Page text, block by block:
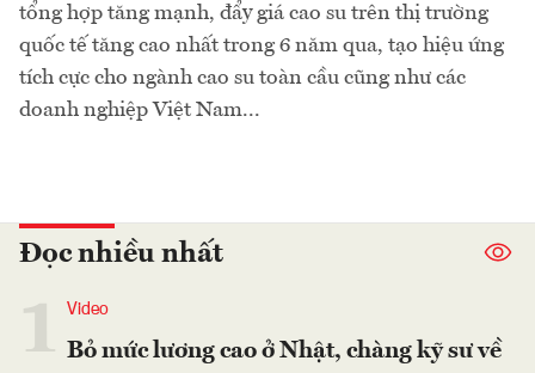
tổng hợp tăng mạnh, đẩy giá cao su trên thị trường
quốc tế tăng cao nhất trong 6 năm qua, tạo hiệu ứng
tích cực cho ngành cao su toàn cầu cũng như các
doanh nghiệp Việt Nam...
Đọc nhiều nhất
Video
Bỏ mức lương cao ở Nhật, chàng kỹ sư về